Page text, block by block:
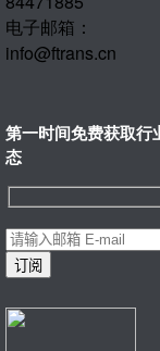
电子邮箱：
info@ftrans.cn
第一时间免费获取行
态